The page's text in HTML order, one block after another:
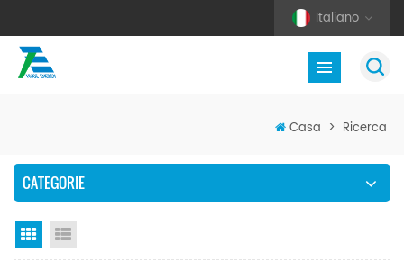
Italiano
Casa > Ricerca
CATEGORIE
Vista a griglia